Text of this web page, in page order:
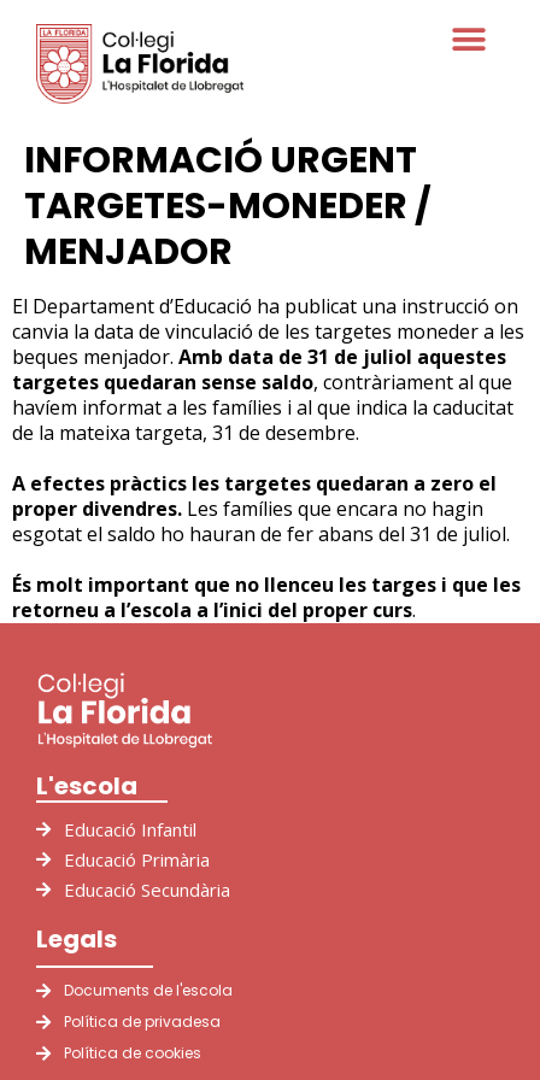
INFORMACIÓ URGENT
TARGETES-MONEDER /
MENJADOR
El Departament d’Educació ha publicat una instrucció on
canvia la data de vinculació de les targetes moneder a les
beques menjador. Amb data de 31 de juliol aquestes
targetes quedaran sense saldo, contràriament al que
havíem informat a les famílies i al que indica la caducitat
de la mateixa targeta, 31 de desembre.
A efectes pràctics les targetes quedaran a zero el
proper divendres. Les famílies que encara no hagin
esgotat el saldo ho hauran de fer abans del 31 de juliol.
És molt important que no llenceu les targes i que les
retorneu a l’escola a l’inici del proper curs.
L'escola
Educació Infantil
Educació Primària
Educació Secundària
Legals
Documents de l'escola
Política de privadesa
Política de cookies